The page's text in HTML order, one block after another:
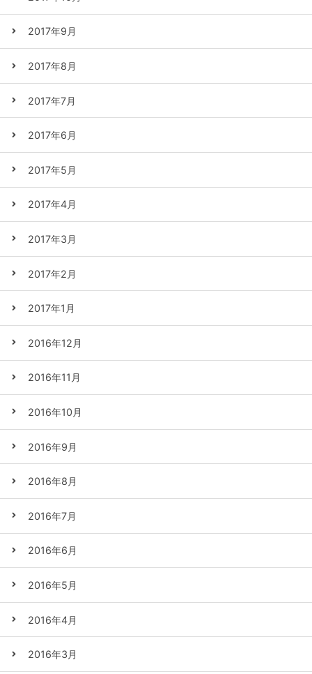
2017年9月
2017年8月
2017年7月
2017年6月
2017年5月
2017年4月
2017年3月
2017年2月
2017年1月
2016年12月
2016年11月
2016年10月
2016年9月
2016年8月
2016年7月
2016年6月
2016年5月
2016年4月
2016年3月